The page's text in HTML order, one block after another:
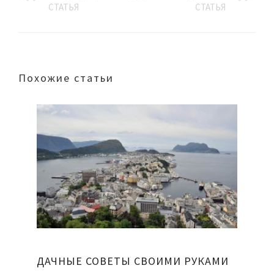
СТАТЬЯ
СТАТЬЯ
Похожие статьи
ДАЧНЫЕ СОВЕТЫ СВОИМИ РУКАМИ